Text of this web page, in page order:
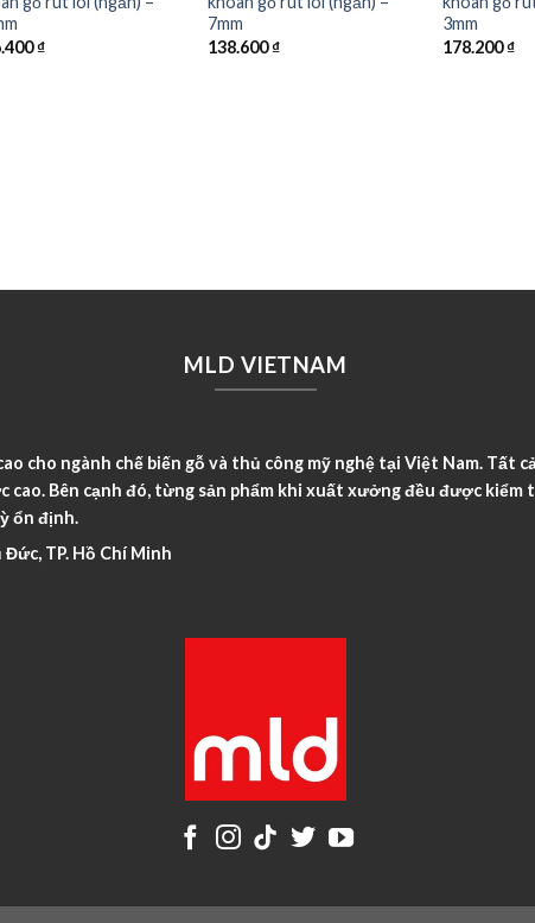
₫
7mm
138.600₫
3mm
178.200₫
MLD VIETNAM
cho ngành chế biến gỗ và thủ công mỹ nghệ tại Việt Nam. Tất
Bên cạnh đó, từng sản phẩm khi xuất xưởng đều được
ổn định.
TP. Hồ Chí Minh